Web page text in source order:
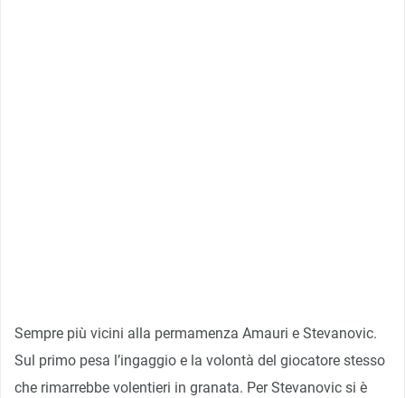
Sempre più vicini alla permamenza Amauri e Stevanovic.
Sul primo pesa l’ingaggio e la volontà del giocatore stesso
che rimarrebbe volentieri in granata. Per Stevanovic si è